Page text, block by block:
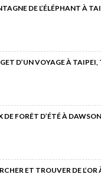
DE L’ÉLÉPHANT À
D’UN VOYAGE À
DE FORÊT D’ÉTÉ À
ET TROUVER DE